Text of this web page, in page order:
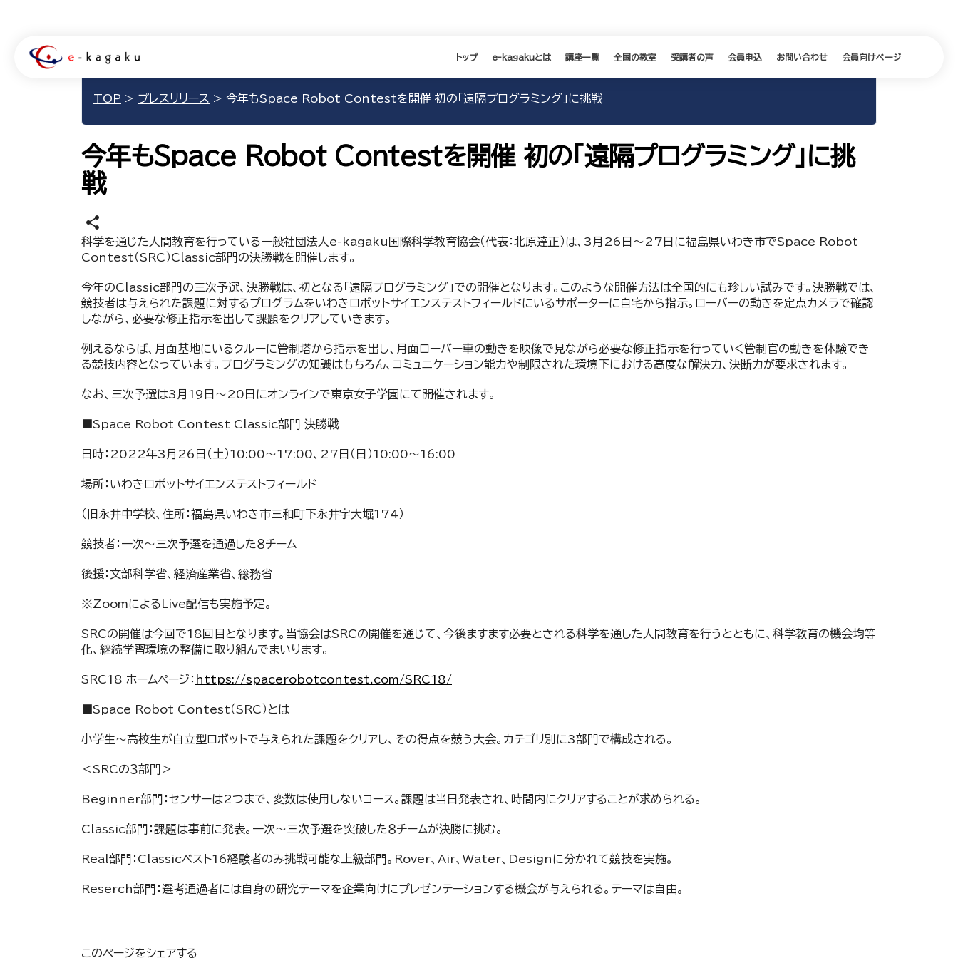
トップ e-kagakuとは 講座一覧 全国の教室 受講者の声 会員申込 お問い合わせ 会員向けページ
TOP > プレスリリース > 今年もSpace Robot Contestを開催 初の「遠隔プログラミング」に挑戦
今年もSpace Robot Contestを開催 初の「遠隔プログラミング」に挑
戦
share
科学を通じた人間教育を行っている一般社団法人e-kagaku国際科学教育協会（代表：北原達正）は、3月26日～27日に福島県いわき市でSpace Robot
Contest（SRC）Classic部門の決勝戦を開催します。
今年のClassic部門の三次予選、決勝戦は、初となる「遠隔プログラミング」での開催となります。このような開催方法は全国的にも珍しい試みです。決勝戦では、
競技者は与えられた課題に対するプログラムをいわきロボットサイエンステストフィールドにいるサポーターに自宅から指示。ローバーの動きを定点カメラで確認
しながら、必要な修正指示を出して課題をクリアしていきます。
例えるならば、月面基地にいるクルーに管制塔から指示を出し、月面ローバー車の動きを映像で見ながら必要な修正指示を行っていく管制官の動きを体験でき
る競技内容となっています。プログラミングの知識はもちろん、コミュニケーション能力や制限された環境下における高度な解決力、決断力が要求されます。
なお、三次予選は3月19日～20日にオンラインで東京女子学園にて開催されます。
■Space Robot Contest Classic部門 決勝戦
日時：2022年3月26日（土）10:00～17:00、27日（日）10:00～16:00
場所：いわきロボットサイエンステストフィールド
（旧永井中学校、住所：福島県いわき市三和町下永井字大堀174）
競技者：一次～三次予選を通過した８チーム
後援：文部科学省、経済産業省、総務省
※ZoomによるLive配信も実施予定。
SRCの開催は今回で18回目となります。当協会はSRCの開催を通じて、今後ますます必要とされる科学を通した人間教育を行うとともに、科学教育の機会均等
化、継続学習環境の整備に取り組んでまいります。
SRC18 ホームページ： https://spacerobotcontest.com/SRC18/
■Space Robot Contest（SRC）とは
小学生～高校生が自立型ロボットで与えられた課題をクリアし、その得点を競う大会。カテゴリ別に3部門で構成される。
＜SRCの３部門＞
Beginner部門：センサーは2つまで、変数は使用しないコース。課題は当日発表され、時間内にクリアすることが求められる。
Classic部門：課題は事前に発表。一次～三次予選を突破した８チームが決勝に挑む。
Real部門：Classicベスト16経験者のみ挑戦可能な上級部門。Rover、Air、Water、Designに分かれて競技を実施。
Reserch部門：選考通過者には自身の研究テーマを企業向けにプレゼンテーションする機会が与えられる。テーマは自由。
このページをシェアする